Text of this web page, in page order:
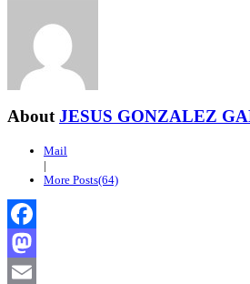
AboutJESUS GONZALEZ
Mail
|
More Posts(64)
Facebook
Mastodon